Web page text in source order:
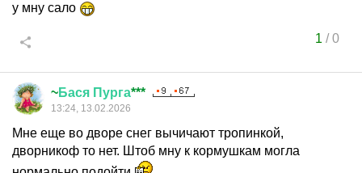
у мну сало
1 /0
~Бася Пурга***
13:24, 13.02.2026
Мне еще во дворе снег вычичают тропинкой,
дворникоф то нет. Штоб мну к кормушкам могла